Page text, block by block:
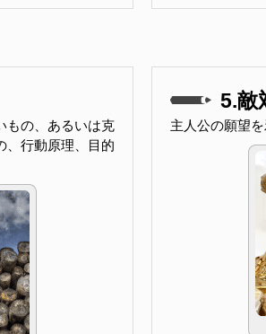
もの、あるいは克
、行動原理、目的
5.敵
主人公の願望